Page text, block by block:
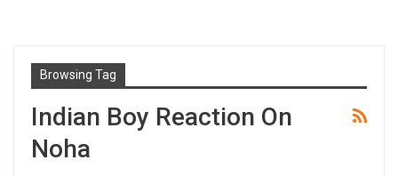
Browsing Tag
Indian Boy Reaction On
Noha